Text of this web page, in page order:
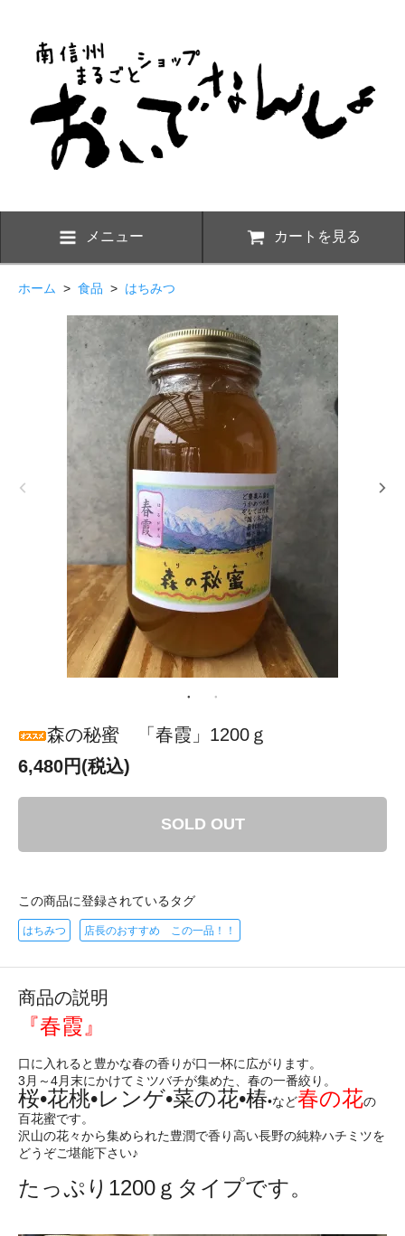
メニュー カートを見る
ホーム > 食品 > はちみつ
森の秘蜜 「春霞」1200ｇ
6,480円(税込)
SOLD OUT
この商品に登録されているタグ
はちみつ 店長のおすすめ この一品！！
商品の説明
『春霞』
口に入れると豊かな春の香りが口一杯に広がります。
3月～4月末にかけてミツバチが集めた、春の一番絞り。
桜•花桃•レンゲ•菜の花•椿•など春の花の
百花蜜です。
沢山の花々から集められた豊潤で香り高い長野の純粋ハチミツを
どうぞご堪能下さい♪
たっぷり1200ｇタイプです。